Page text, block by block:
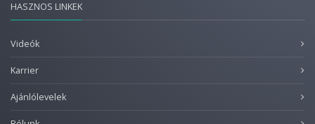
HASZNOS LINKEK
Videók
Karrier
Ajánlólevelek